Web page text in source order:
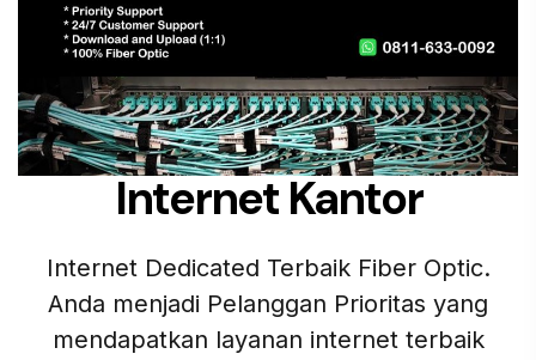
Internet Kantor
Internet Dedicated Terbaik Fiber Optic.
Anda menjadi Pelanggan Prioritas yang
mendapatkan layanan internet terbaik